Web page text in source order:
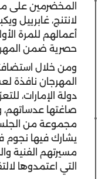
المخضرمين على
لانتنج، غابرييل
أعمالهم للمرة
حصرية ضمن
ومن خلال
المهرجان نافذة
دولة الإمارات،
صاغتها عدساتهم،
مجموعة من
يشارك فيها نجوم
مسيرتهم الفنية
التي اعتمدوها